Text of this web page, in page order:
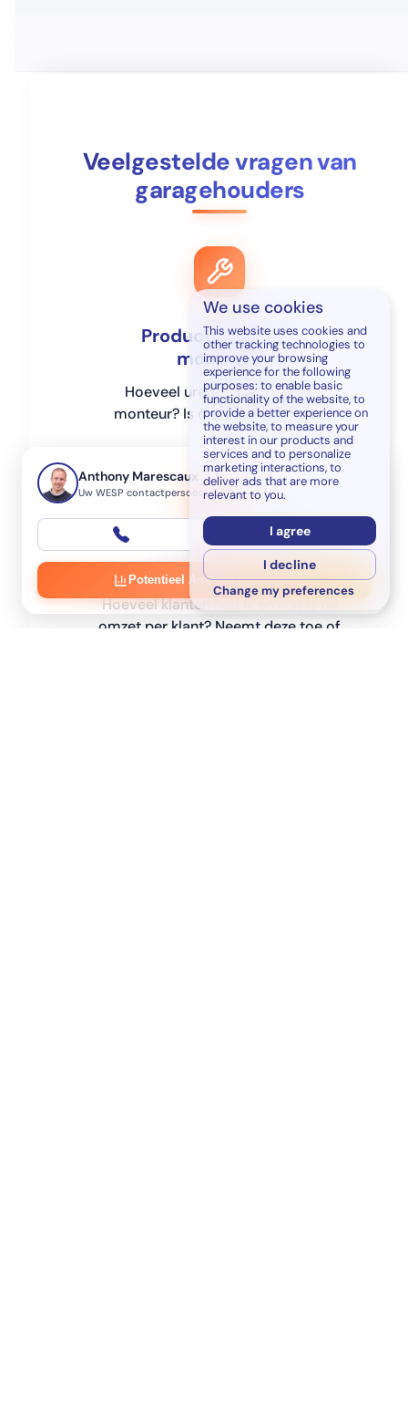
We use cookies
This website uses cookies and
other tracking technologies to
improve your browsing
experience for the following
purposes: to enable basic
functionality of the website,to
provide a better experience on
the website,to measure your
interest in our products and
services and to personalize
marketing interactions,to
deliver ads that are more
relevant to you.
I agree
I decline
Change my preferences
Veelgestelde vragen van
garagehouders
Productiviteit van
monteurs
Hoeveel uren verkoop ik per
monteur? Is dit marktconform?
Klantwaarde
Hoeveel klanten heb ik en wat is de
omzet per klant? Neemt deze toe of
Anthony Marescaux
Uw WESP contactpersoon
Potentieel Analyse aanvragen